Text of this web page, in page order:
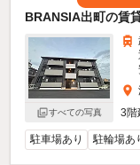
BRANSIA出町の賃
すべての写真
3階
駐車場あり 駐輪場あ